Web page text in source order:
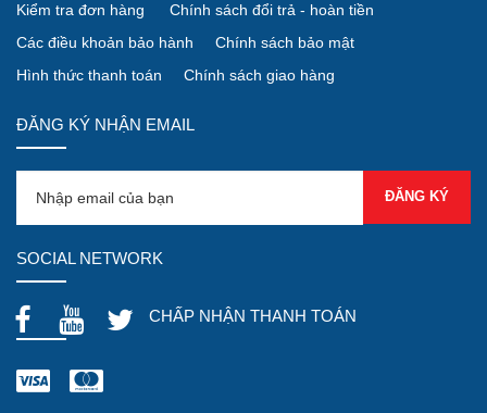
Kiểm tra đơn hàng
Chính sách đổi trả - hoàn tiền
Các điều khoản bảo hành
Chính sách bảo mật
Hình thức thanh toán
Chính sách giao hàng
ĐĂNG KÝ NHẬN EMAIL
SOCIAL NETWORK
CHẤP NHẬN THANH TOÁN